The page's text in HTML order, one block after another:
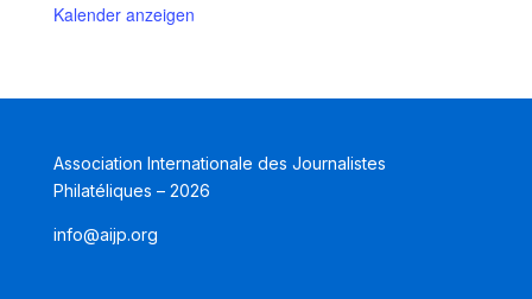
Kalender anzeigen
Association Internationale des Journalistes
Philatéliques – 2026
info@aijp.org